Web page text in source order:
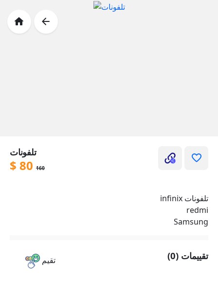
تلفونات
$ 80 160
تلفونات infinix
redmi
Samsung
تقيم تقييمات (0)